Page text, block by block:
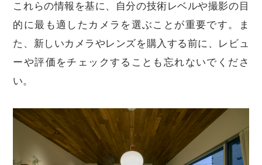
これらの情報を基に、自分の技術レベルや撮影の目
的に最も適したカメラを選ぶことが重要です。ま
た、新しいカメラやレンズを購入する前に、レビュ
ーや評価をチェックすることも忘れないでくださ
い。